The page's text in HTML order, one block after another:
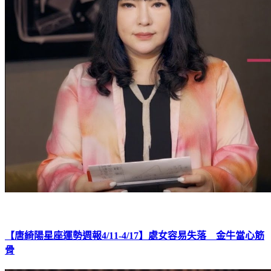
【唐綺陽星座運勢週報4/11-4/17】處女容易失落 金牛當心筋
骨